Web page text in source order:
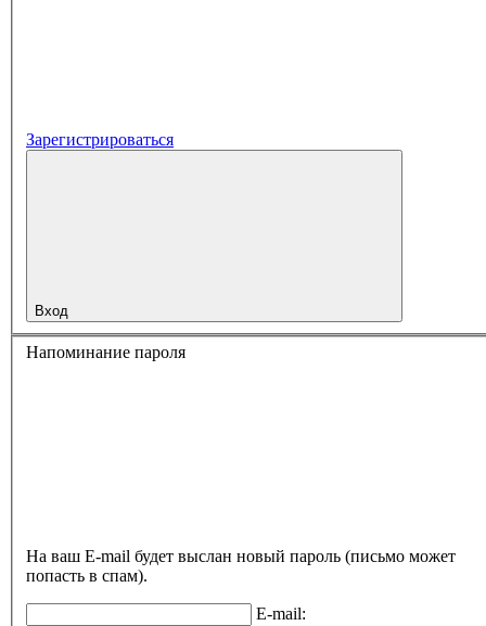
Зарегистрироваться
Вход
Напоминание пароля
На ваш E-mail будет выслан новый пароль (письмо может
попасть в спам).
E-mail: